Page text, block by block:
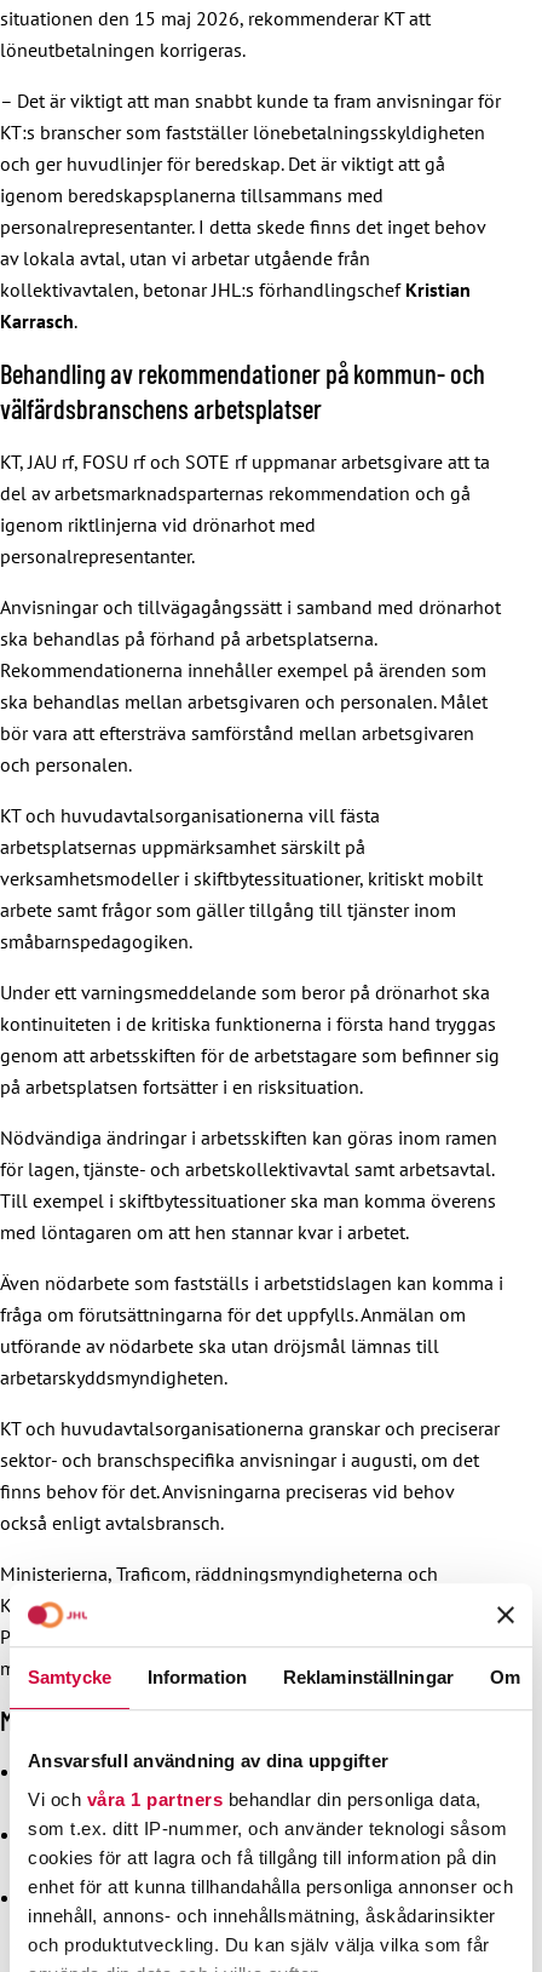
Samtycke Information Reklaminställningar Om
Ansvarsfull användning av dina uppgifter
Vi och våra 1 partners behandlar din personliga data,
som t.ex. ditt IP-nummer, och använder teknologi såsom
cookies för att lagra och få tillgång till information på din
enhet för att kunna tillhandahålla personliga annonser och
innehåll, annons- och innehållsmätning, åskådarinsikter
och produktutveckling. Du kan själv välja vilka som får
situationen den 15 maj 2026, rekommenderar KT att
löneutbetalningen korrigeras.
– Det är viktigt att man snabbt kunde ta fram anvisningar för
KT:s branscher som fastställer lönebetalningsskyldigheten
och ger huvudlinjer för beredskap. Det är viktigt att gå
igenom beredskapsplanerna tillsammans med
personalrepresentanter. I detta skede finns det inget behov
av lokala avtal, utan vi arbetar utgående från
kollektivavtalen, betonar JHL:s förhandlingschef Kristian
Karrasch.
Behandling av rekommendationer på kommun- och
välfärdsbranschens arbetsplatser
KT, JAU rf, FOSU rf och SOTE rf uppmanar arbetsgivare att ta
del av arbetsmarknadsparternas rekommendation och gå
igenom riktlinjerna vid drönarhot med
personalrepresentanter.
Anvisningar och tillvägagångssätt i samband med drönarhot
ska behandlas på förhand på arbetsplatserna.
Rekommendationerna innehåller exempel på ärenden som
ska behandlas mellan arbetsgivaren och personalen. Målet
bör vara att eftersträva samförstånd mellan arbetsgivaren
och personalen.
KT och huvudavtalsorganisationerna vill fästa
arbetsplatsernas uppmärksamhet särskilt på
verksamhetsmodeller i skiftbytessituationer, kritiskt mobilt
arbete samt frågor som gäller tillgång till tjänster inom
småbarnspedagogiken.
Under ett varningsmeddelande som beror på drönarhot ska
kontinuiteten i de kritiska funktionerna i första hand tryggas
genom att arbetsskiften för de arbetstagare som befinner sig
på arbetsplatsen fortsätter i en risksituation.
Nödvändiga ändringar i arbetsskiften kan göras inom ramen
för lagen, tjänste- och arbetskollektivavtal samt arbetsavtal.
Till exempel i skiftbytessituationer ska man komma överens
med löntagaren om att hen stannar kvar i arbetet.
Även nödarbete som fastställs i arbetstidslagen kan komma i
fråga om förutsättningarna för det uppfylls. Anmälan om
utförande av nödarbete ska utan dröjsmål lämnas till
arbetarskyddsmyndigheten.
KT och huvudavtalsorganisationerna granskar och preciserar
sektor- och branschspecifika anvisningar i augusti, om det
finns behov för det. Anvisningarna preciseras vid behov
också enligt avtalsbransch.
Ministerierna, Traficom, räddningsmyndigheterna och
Kommunförbundet har gett egna anvisningar för drönarhot.
På arbetsplatserna är det en bra idé att bekanta sig med
myndigheternas anvisningar och rekommendationer.
Mer information om agerande vid drönarhot
Työelämäsuositukset drooniuhkatilanteiden varalta
(arbetsmarknadsparternas rekommendation, på finska)
Kritiska social- och hälsovårdstjänster under drönarhot,
social- och hälsovårdsministeriet
Ministerierna rekommenderar: Kommunerna bör
uppdatera sina beredskapsplaner, samarbetsmodeller och
anvisningar med tanke på situationer med drönarhot